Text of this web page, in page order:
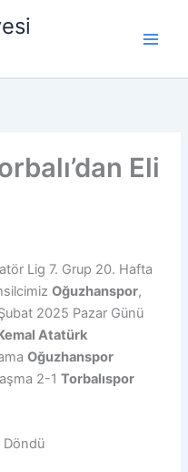
Eli
Lig 7. Grup 20. Hafta
Oğuzhanspor,
2025 Pazar Günü
Atatürk
Oğuzhanspor
2-1Torbalıspor
Döndü